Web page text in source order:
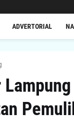
ADVERTORIAL